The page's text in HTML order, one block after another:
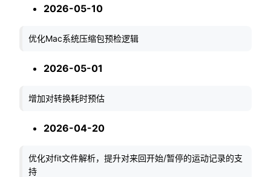
2026-05-10
优化Mac系统压缩包预检逻辑
2026-05-01
增加对转换耗时预估
2026-04-20
优化对fit文件解析，提升对来回开始/暂停的运动记录的支
持